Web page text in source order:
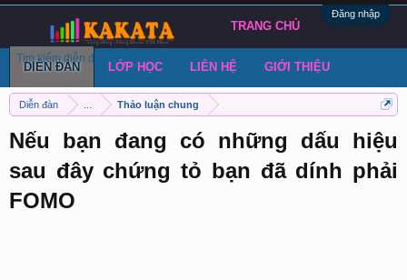
Đăng nhập
Diễn đàn Thảo luận chung
Nếu bạn đang có những dấu hiệu
sau đây chứng tỏ bạn đã dính phải
FOMO
TRANG CHỦ
DIỄN ĐÀN
Tìm kiếm diễn đàn Bài viết gần đây Đăng chủ đề
LỚP HỌC LIÊN HỆ GIỚI THIỆU